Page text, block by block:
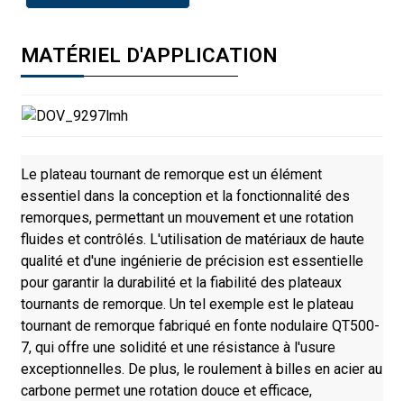
MATÉRIEL D'APPLICATION
Le plateau tournant de remorque est un élément
essentiel dans la conception et la fonctionnalité des
remorques, permettant un mouvement et une rotation
fluides et contrôlés. L'utilisation de matériaux de haute
qualité et d'une ingénierie de précision est essentielle
pour garantir la durabilité et la fiabilité des plateaux
tournants de remorque. Un tel exemple est le plateau
tournant de remorque fabriqué en fonte nodulaire QT500-
7, qui offre une solidité et une résistance à l'usure
exceptionnelles. De plus, le roulement à billes en acier au
carbone permet une rotation douce et efficace,